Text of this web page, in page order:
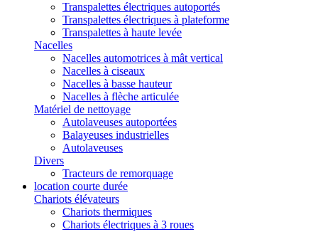
Transpalettes électriques autoportés
Transpalettes électriques à plateforme
Transpalettes à haute levée
Nacelles
Nacelles automotrices à mât vertical
Nacelles à ciseaux
Nacelles à basse hauteur
Nacelles à flèche articulée
Matériel de nettoyage
Autolaveuses autoportées
Balayeuses industrielles
Autolaveuses
Divers
Tracteurs de remorquage
location courte durée
Chariots élévateurs
Chariots thermiques
Chariots électriques à 3 roues